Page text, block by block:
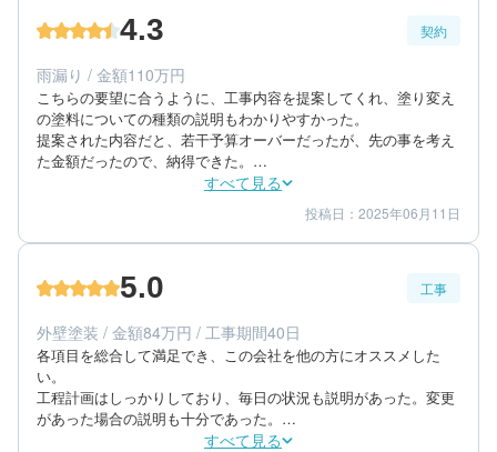
60代/男性/一戸建て
築年数：35年
4.3 契約
雨漏り / 金額110万円
こちらの要望に合うように、工事内容を提案してくれ、塗り変え
の塗料についての種類の説明もわかりやすかった。
提案された内容だと、若干予算オーバーだったが、先の事を考え
た金額だったので、納得できた。
担当者とのやりとりは、メールで行い、添付されたファイルや写
真で理解できた。また、頻度も適当だった。
すべて見る
金額感 4
担当者 5
60代/男性/一戸建て
築年数：35年
投稿日：2025年06月11日
5.0 工事
外壁塗装 / 金額84万円 / 工事期間40日
各項目を総合して満足でき、この会社を他の方にオススメした
い。
工程計画はしっかりしており、毎日の状況も説明があった。変更
があった場合の説明も十分であった。
工事箇所の仕上がりに満足している。不備もなかった。工事後の
すべて見る